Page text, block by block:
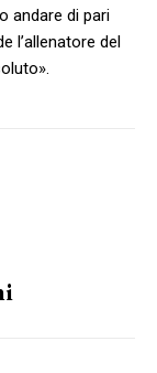
andare di pari
l’allenatore del